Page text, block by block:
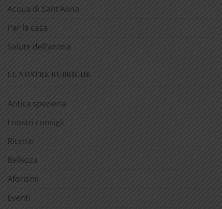
Acqua di Sant’Anna
Per la casa
Salute dell’anima
LE NOSTRE RUBRICHE
Antica spezieria
I nostri consigli
Ricette
Bellezza
Aforismi
Eventi